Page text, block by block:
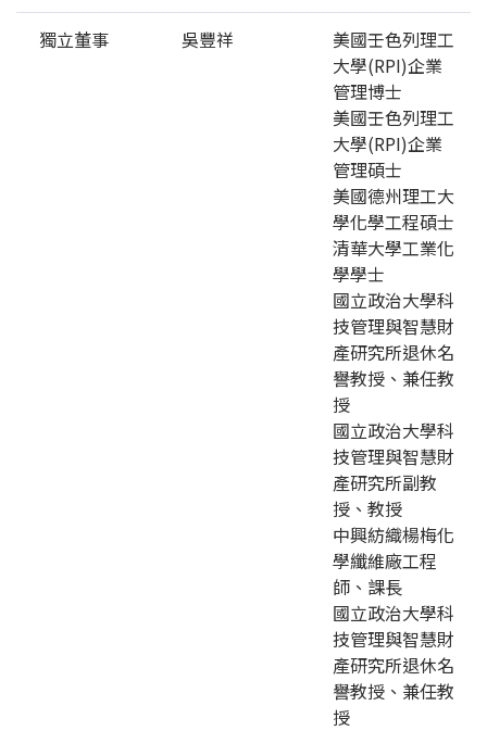
獨立董事 吳豐祥
美國壬色列理工
大學(RPI)企業
管理博士
美國壬色列理工
大學(RPI)企業
管理碩士
美國德州理工大
學化學工程碩士
清華大學工業化
學學士
國立政治大學科
技管理與智慧財
產研究所退休名
譽教授、兼任教
授
國立政治大學科
技管理與智慧財
產研究所副教
授、教授
中興紡織楊梅化
學纖維廠工程
師、課長
國立政治大學科
技管理與智慧財
產研究所退休名
譽教授、兼任教
授